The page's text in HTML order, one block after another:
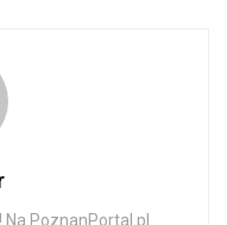
PoznanPortal.pl